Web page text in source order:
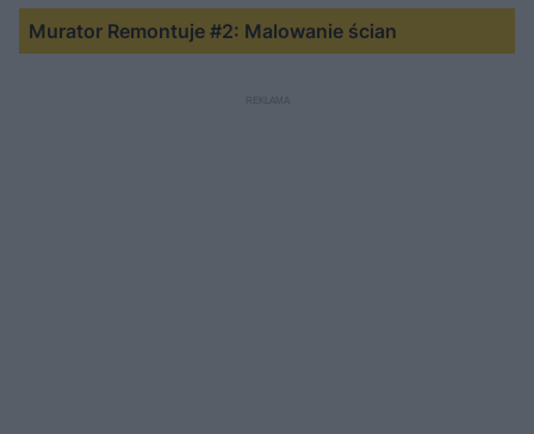
Murator Remontuje #2: Malowanie ścian